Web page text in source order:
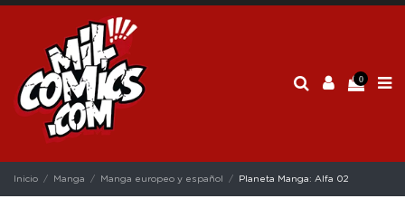
0
Inicio Manga Manga europeo y español Planeta Manga: Alfa 02